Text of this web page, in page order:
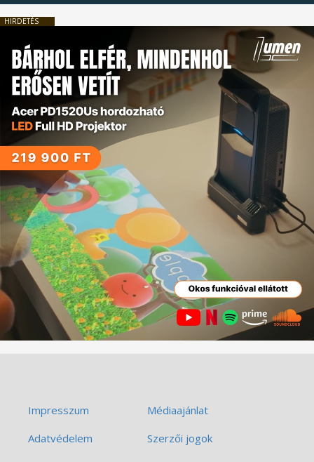
HIRDETÉS
Impresszum
Médiaajánlat
Adatvédelem
Szerzői jogok